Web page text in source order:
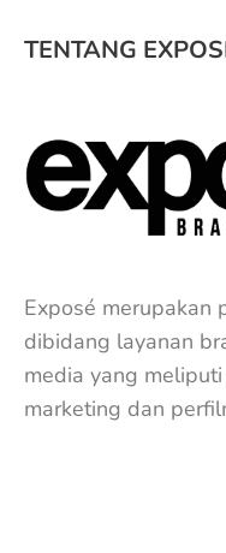
TENTANG
Exposé merupakan
dibidang layanan
media yang
marketing dan